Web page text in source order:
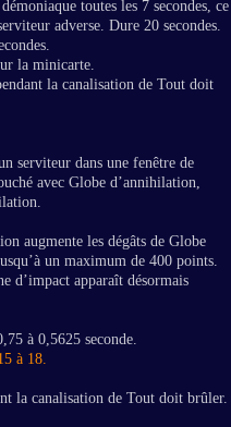
toutes les 7 secondes, ce
adverse. Dure 20 secondes.
la minicarte.
la canalisation de Tout doit
serviteur dans une fenêtre de
avec Globe d’annihilation,
augmente les dégâts de Globe
un maximum de 400 points.
d’impact apparaît désormais
à 0,5625 seconde.
à 18.
la canalisation de Tout doit brûler.